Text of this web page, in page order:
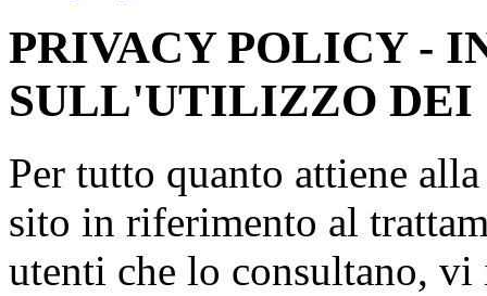
PRIVACY POLICY -
SULL'UTILIZZO DEI
Per tutto quanto attiene
sito in riferimento al
utenti che lo consultano,